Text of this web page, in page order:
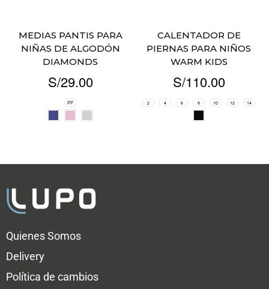
MEDIAS PANTIS PARA
NIÑAS DE ALGODÓN
DIAMONDS
S/29.00
PP
CALENTADOR DE
PIERNAS PARA NIÑOS
WARM KIDS
S/110.00
2 4 6 8 10 12 14
Quienes Somos
Delivery
Política de cambios